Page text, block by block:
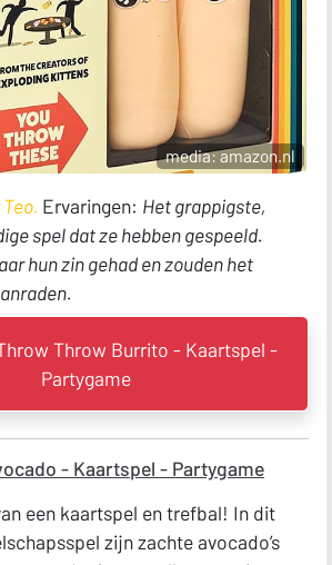
media: amazon.nl
Ervaringen: Het grappigste,
spel dat ze hebben gespeeld.
hun zin gehad en zouden het
Throw Burrito - Kaartspel -
Partygame
- Kaartspel - Partygame
een kaartspel en trefbal! In dit
zijn zachte avocado’s